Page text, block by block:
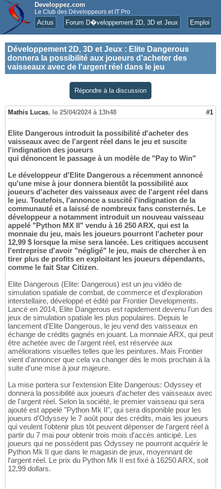
Developpez.com
Le Club des Développeurs et IT Pro
Actus Forum D�veloppement 2D, 3D et Jeux Emploi
Développement 2D, 3D et Jeux : Elite Dangerous
donnera la possibilité aux joueurs d'acheter des
vaisseaux avec de l'argent réel dans le jeu
Répondre à la discussion
Mathis Lucas, le 25/04/2024 à 13h48 #1
Elite Dangerous introduit la possibilité d'acheter des
vaisseaux avec de l'argent réel dans le jeu et suscite
l'indignation des joueurs
qui dénoncent le passage à un modèle de "Pay to Win"
Le développeur d'Elite Dangerous a récemment annoncé
qu'une mise à jour donnera bientôt la possibilité aux
joueurs d'acheter des vaisseaux avec de l'argent réel dans
le jeu. Toutefois, l'annonce a suscité l'indignation de la
communauté et a laissé de nombreux fans consternés. Le
développeur a notamment introduit un nouveau vaisseau
appelé "Python MX II" vendu à 16 250 ARX, qui est la
monnaie du jeu, mais les joueurs pourront l'acheter pour
12,99 $ lorsque la mise sera lancée. Les critiques accusent
l'entreprise d'avoir "négligé" le jeu, mais de chercher à en
tirer plus de profits en exploitant les joueurs dépendants,
comme le fait Star Citizen.
Elite Dangerous (Elite: Dangerous) est un jeu vidéo de
simulation spatiale de combat, de commerce et d'exploration
interstellaire, développé et édité par Frontier Developments.
Lancé en 2014, Elite Dangerous est rapidement devenu l'un des
jeux de simulation spatiale les plus populaires. Depuis le
lancement d'Elite Dangerous, le jeu vend des vaisseaux en
échange de crédits gagnés en jouant. La monnaie ARX, qui peut
être achetée avec de l'argent réel, est réservée aux
améliorations visuelles telles que les peintures. Mais Frontier
vient d'annoncer que cela va changer dès le mois prochain à la
suite d'une mise à jour majeure.
La mise portera sur l'extension Elite Dangerous: Odyssey et
donnera la possibilité aux joueurs d'acheter des vaisseaux avec
de l'argent réel. Selon la société, le premier vaisseau qui sera
ajouté est appelé "Python Mk II", qui sera disponible pour les
joueurs d'Odyssey le 7 août pour des crédits, mais les joueurs
qui veulent l'obtenir plus tôt peuvent dépenser de l'argent réel à
partir du 7 mai pour obtenir trois mois d'accès anticipé. Les
joueurs qui ne possèdent pas Odyssey ne pourront acquérir le
Python Mk II que dans le magasin de jeux, moyennant de
l'argent réel. Le prix du Python Mk II est fixé à 16250 ARX, soit
12,99 dollars.